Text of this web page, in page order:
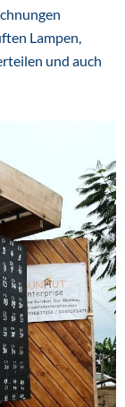
Lampen,
und auch